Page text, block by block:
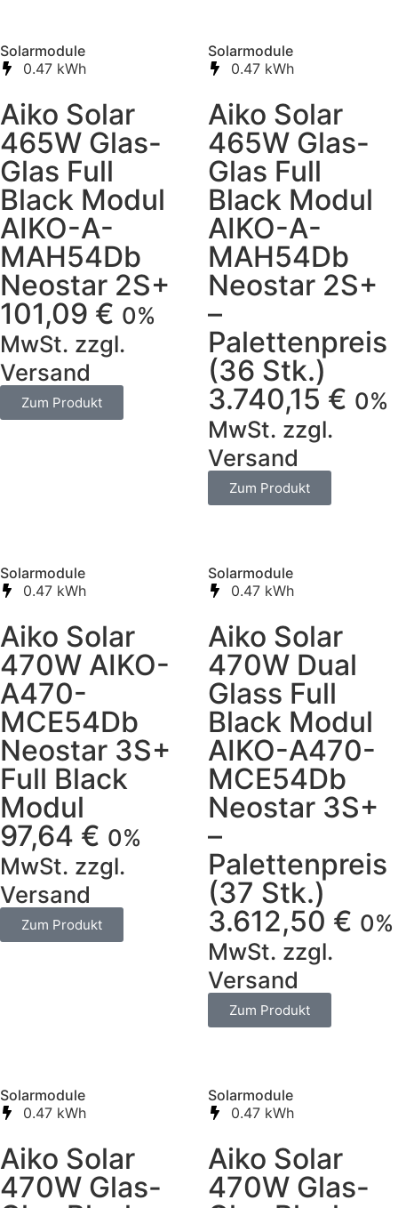
Solarmodule
0.47 kWh
Aiko Solar
465W Glas-
Glas Full
Black Modul
AIKO-A-
MAH54Db
Neostar 2S+
101,09 € 0%
MwSt. zzgl.
Versand
Zum Produkt
Solarmodule
0.47 kWh
Aiko Solar
465W Glas-
Glas Full
Black Modul
AIKO-A-
MAH54Db
Neostar 2S+
–
Palettenpreis
(36 Stk.)
3.740,15 € 0%
MwSt. zzgl.
Versand
Zum Produkt
Solarmodule
0.47 kWh
Aiko Solar
470W AIKO-
A470-
MCE54Db
Neostar 3S+
Full Black
Modul
97,64 € 0%
MwSt. zzgl.
Versand
Zum Produkt
Solarmodule
0.47 kWh
Aiko Solar
470W Dual
Glass Full
Black Modul
AIKO-A470-
MCE54Db
Neostar 3S+
–
Palettenpreis
(37 Stk.)
3.612,50 € 0%
MwSt. zzgl.
Versand
Zum Produkt
Solarmodule
0.47 kWh
Aiko Solar
470W Glas-
Solarmodule
0.47 kWh
Aiko Solar
470W Glas-